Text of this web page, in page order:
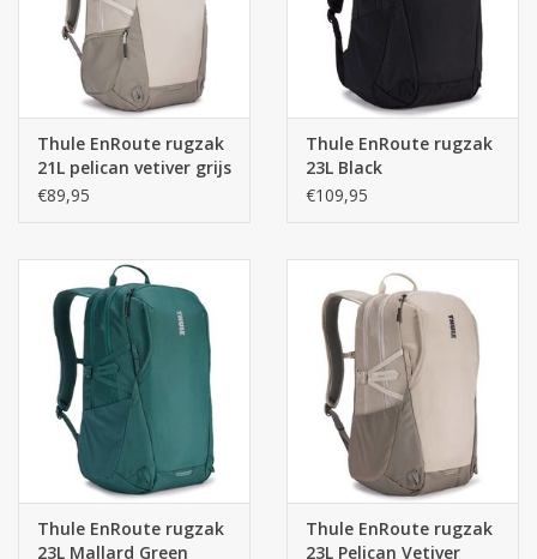
Gemaakt van bluesign® goedgekeurd 400D nylon met YKK
Afmetingen: 47 cm x 29 cm x 28 cm
Inhoud: 26 liter
Materiaal: 330D nylon, 600d polyester
Thule EnRoute rugzak
21L pelican vetiver grijs
€89,95
Thule EnRoute rugzak
23L Black
€109,95
Thule EnRoute rugzak
23L Mallard Green
Thule EnRoute rugzak
23L Pelican Vetiver